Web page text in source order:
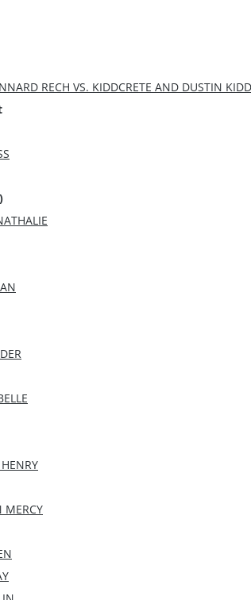
RECH VS. KIDDCRETE AND DUSTIN KIDD
MERCY